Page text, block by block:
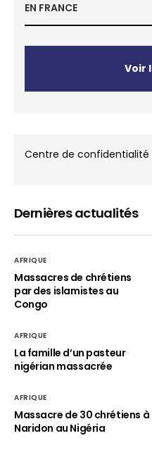
EN FRANCE
Voir
Centre de confidentialité
Dernières actualités
AFRIQUE
Massacres de chrétiens
par des islamistes au
Congo
AFRIQUE
La famille d’un pasteur
nigérian massacrée
AFRIQUE
Massacre de 30 chrétiens à
Naridon au Nigéria